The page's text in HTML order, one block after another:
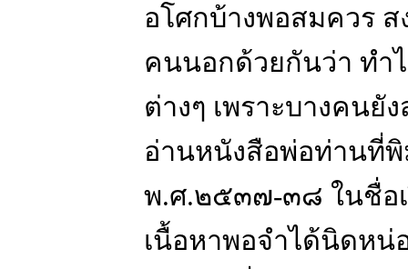
อโศกบ้างพอสมควร ส
คนนอกด้วยกันว่า ทำ
ต่างๆ เพราะบางคนยั
อ่านหนังสือพ่อท่านที่
พ.ศ.๒๕๓๗-๓๘ ในชื่อ
เนื้อหาพอจำได้นิดหน่